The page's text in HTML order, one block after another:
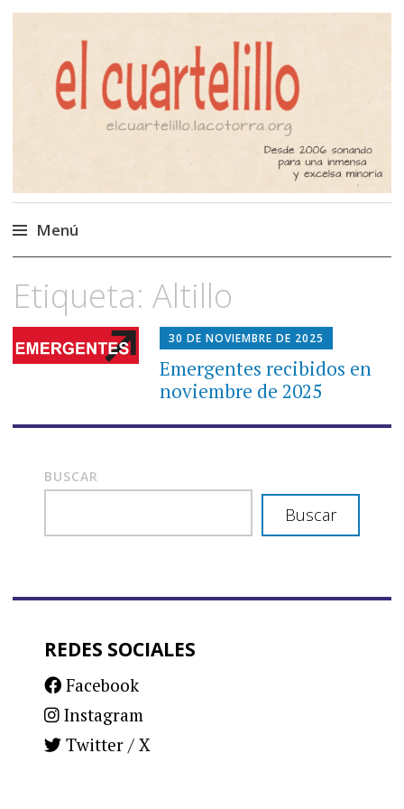
El Cuartelillo
Programa de radio de música
independiente. Podcast
Menú
al
contenido
Etiqueta: Altillo
30 DE NOVIEMBRE DE 2025
Emergentes recibidos en
noviembre de 2025
BUSCAR
Buscar
REDES SOCIALES
Facebook
Instagram
Twitter / X